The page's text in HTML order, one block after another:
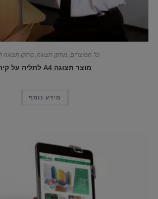
כל המוצרים,מתקן תצוגה,מתקן תצוגה
מוצר תצוגה A4 לתליה על קיר
מידע נוסף